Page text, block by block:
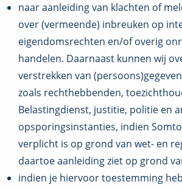
naar aanleiding van klachten of
over (vermeende) inbreuken op
eigendomsrechten en/of overig
handelen. Daarnaast kunnen wij
verstrekken van
zoals rechthebbenden,
Belastingdienst, justitie, politie en
opsporingsinstanties, indien
verplicht is op grond van wet- en
daartoe aanleiding ziet op grond
indien je hiervoor toestemming